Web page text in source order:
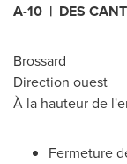
A-10 | DES
Brossard
Direction ouest
À la hauteur de
Fermeture